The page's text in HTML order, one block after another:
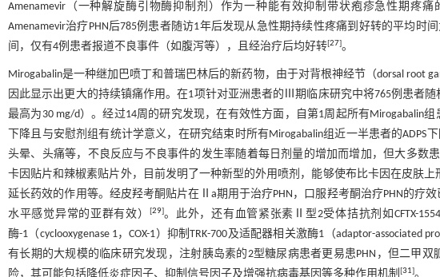
Amenamevir（一种解旋酶引物酶抑制剂）作为一种能有效抑制带状疱疹急性期疼
Amenamevir治疗PHN后785例患者随访1年后发现从急性期持续性疼痛到好转的平均时
间，仅有4例患者报道不良事件（如腹泻等），且经治疗后均好转[27]。
Mirogabalin是一种继加巴喷丁和普瑞巴林后的新药物，由于对背根神经节（dorsal root
因此显示出更大的持续镇痛作用。在1项针对亚洲患者的Ⅲ期临床研究中将765例患者随
最高为30 mg/d）。经过14周的研究发现，在有效性方面，自第1周起所有Mirogabalin组
下降且与安慰剂组有统计学意义，在研究结束时所有Mirogabalin组近一半患者的ADPS
头晕、头痛等，不良反应与不良事件的发生率随着每日剂量的增加而增加，但大多数
卡因贴片和辣椒素贴片外，目前发明了一种新型的外用喷剂，能够使布比卡因在皮肤
延长药效的作用等。经皮羟考酮贴片在Ⅱa期用于治疗PHN，口服羟考酮治疗PHN的疗
水平感觉异常的亚群有效）
[29]。此外，还有血管紧张素Ⅱ型2受体拮抗剂如CFTX-
酶-1（cyclooxygenase 1，COX-1）抑制TRK-700及适配器相关激酶1（adaptor-associated
有长期的大规模的临床研究发现，注射胰岛素的2型糖尿病患者更易患PHN，但二甲
险，其可能包括降低炎症因子、抑制信号因子及增强抗病毒基因等多种作用机制 [31]。